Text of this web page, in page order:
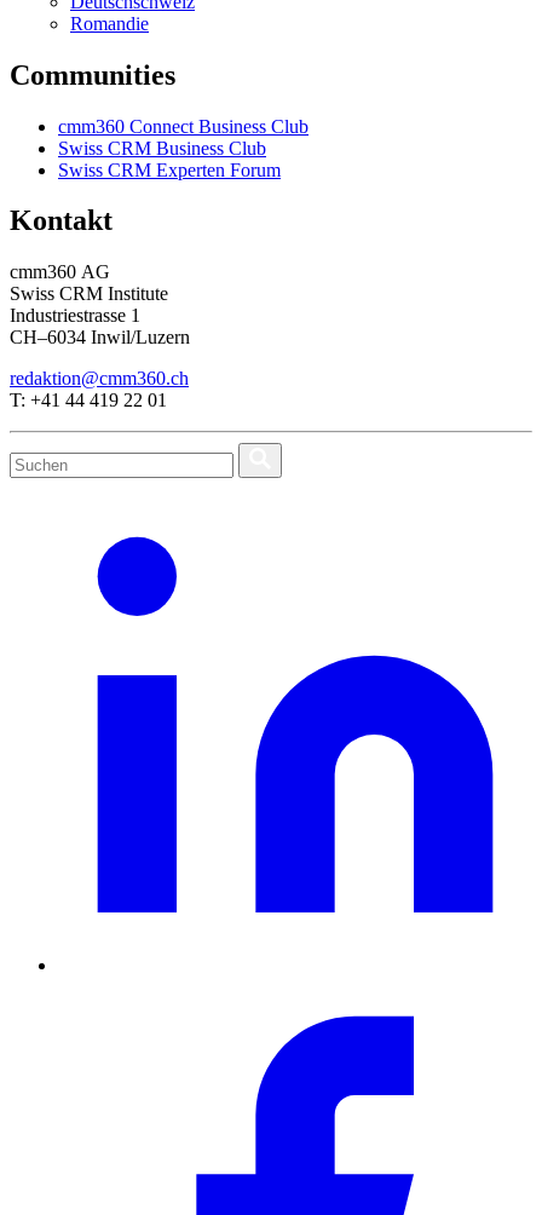
Romandie
Communities
cmm360 Connect Business Club
Swiss CRM Business Club
Swiss CRM Experten Forum
Kontakt
cmm360 AG
Swiss CRM Institute
Industriestrasse 1
CH–6034 Inwil/Luzern
redaktion@cmm360.ch
T: +41 44 419 22 01